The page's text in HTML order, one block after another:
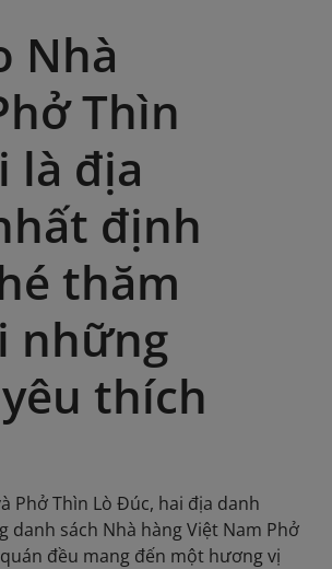
Nhà
Thìn
là địa
định
thăm
những
thích
Phở Thìn Lò Đúc, hai địa danh
danh sách Nhà hàng Việt Nam Phở
đều mang đến một hương vị